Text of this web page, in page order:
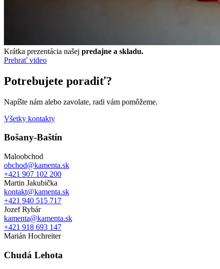
Krátka prezentácia našej predajne a skladu.
Prehrať video
Potrebujete poradiť?
Napíšte nám alebo zavolate, radi vám pomôžeme.
Všetky kontakty
Bošany-Baštín
Maloobchod
obchod@kamenta.sk
+421 907 102 200
Martin Jakubička
kontakt@kamenta.sk
+421 940 515 717
Jozef Rybár
kamenta@kamenta.sk
+421 918 693 147
Marián Hochreiter
Chudá Lehota